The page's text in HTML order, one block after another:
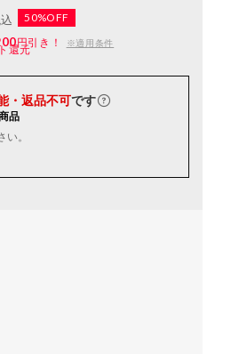
50%OFF
円引き！ ※適用条件
還元
・返品不可です
品
。